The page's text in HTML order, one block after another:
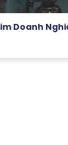
Doanh
Trong Kỷ